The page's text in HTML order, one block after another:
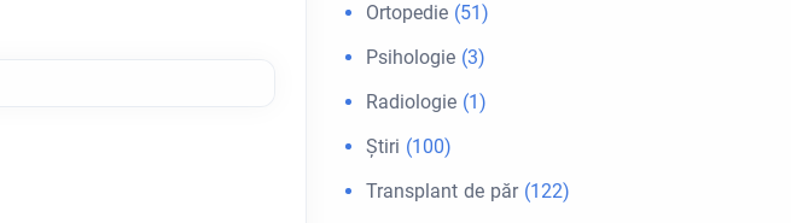
Ortopedie (51)
Psihologie (3)
Radiologie (1)
Ştiri (100)
Transplant de păr(122)